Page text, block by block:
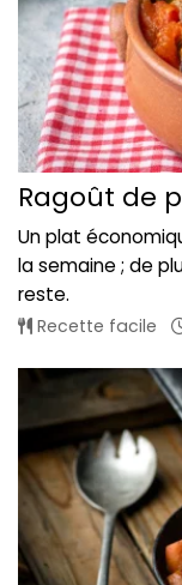
Ragoût de
Un plat
la semaine ; de
reste.
Recette facile